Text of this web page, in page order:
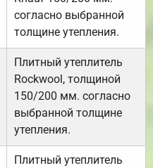
согласно выбранной
толщине утепления.
Плитный утеплитель
Rockwool, толщиной
150/200 мм. согласно
выбранной толщине
утепления.
Плитный утеплитель